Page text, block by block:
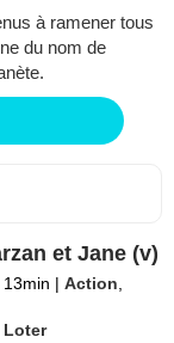
à ramener tous
du nom de
et Jane (v)
13min | Action
Loter